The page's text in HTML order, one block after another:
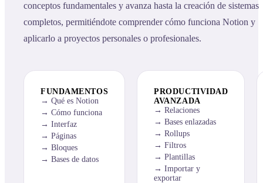
conceptos fundamentales y avanza hasta la creación de sistemas
completos, permitiéndote comprender cómo funciona Notion y
aplicarlo a proyectos personales o profesionales.
FUNDAMENTOS
Qué es Notion
Cómo funciona
Interfaz
Páginas
Bloques
Bases de datos
PRODUCTIVIDAD
AVANZADA
Relaciones
Bases enlazadas
Rollups
Filtros
Plantillas
Importar y
exportar